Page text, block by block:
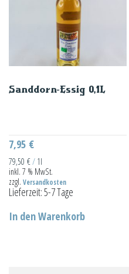
Sanddorn-Essig 0,1L
7,95 €
79,50 €/ 1l
inkl. 7 % MwSt.
zzgl. Versandkosten
Lieferzeit:5-7 Tage
In den Warenkorb